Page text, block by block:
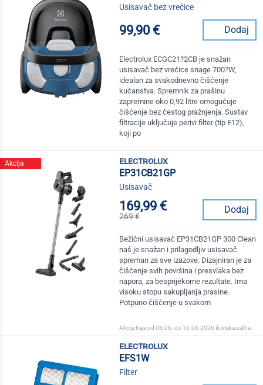
Usisavač bez vrećice
99,90 € Dodaj
Electrolux ECGC21?2CB je snažan
usisavač bez vrećice snage 700?W,
idealan za svakodnevno čišćenje
kućanstva. Spremnik za prašinu
zapremine oko 0,92 litre omogućuje
čišćenje bez čestog pražnjenja. Sustav
filtracije uključuje perivi filter (tip E12),
koji po
Akcija
electrolux
EP31CB21GP
Usisavač
169,99 €
269 €
Dodaj
Bežični usisavač EP31CB21GP 300 Clean
naš je snažan i prilagodljiv usisavač
spreman za sve izazove. Dizajniran je za
čišćenje svih površina i presvlaka bez
napora, za besprijekorne rezultate. Ima
visoku stopu sakupljanja prasine.
Potpuno čišćenje u svakom
Akcija traje od 08.06. do 16.08.2026 ili isteka zaliha
electrolux
EFS1W
Filter